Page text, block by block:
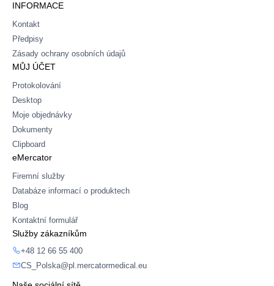
INFORMACE
Kontakt
Předpisy
Zásady ochrany osobních údajů
MŮJ ÚČET
Protokolování
Desktop
Moje objednávky
Dokumenty
Clipboard
eMercator
Firemní služby
Databáze informací o produktech
Blog
Kontaktní formulář
Služby zákazníkům
+48 12 66 55 400
CS_Polska@pl.mercatormedical.eu